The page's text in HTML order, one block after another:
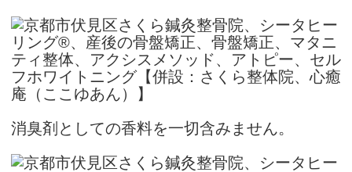
消臭剤としての香料を一切含みません。